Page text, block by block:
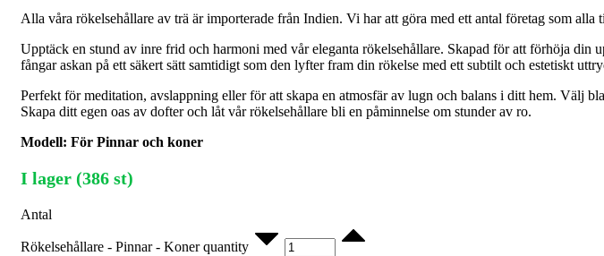
Alla våra rökelsehållare av trä är importerade från Indien. Vi har att göra med ett antal företag som
Upptäck en stund av inre frid och harmoni med vår eleganta rökelsehållare. Skapad för att förhöja
fångar askan på ett säkert sätt samtidigt som den lyfter fram din rökelse med ett subtilt och estetiskt
Perfekt för meditation, avslappning eller för att skapa en atmosfär av lugn och balans i ditt hem. Välj
Skapa ditt egen oas av dofter och låt vår rökelsehållare bli en påminnelse om stunder av ro.
Modell: För Pinnar och koner
I lager (386 st)
Antal
Rökelsehållare - Pinnar - Koner quantity